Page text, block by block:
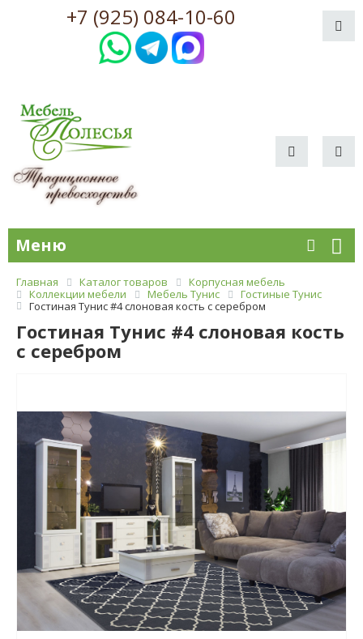
+7 (925) 084-10-60
Меню
Главная Каталог товаров
Корпусная мебель
Коллекции мебели
Мебель Тунис
Гостиные Тунис
Гостиная Тунис #4 слоновая кость с серебром
Гостиная Тунис #4 слоновая кость
с серебром